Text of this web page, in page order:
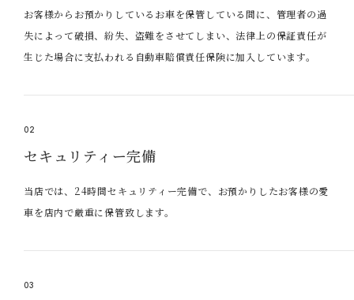
お客様からお預かりしているお車を保管している間に、管理者の過
失によって破損、紛失、盗難をさせてしまい、法律上の保証責任が
生じた場合に支払われる自動車賠償責任保険に加入しています。
02
セキュリティー完備
当店では、24時間セキュリティー完備で、お預かりしたお客様の愛
車を店内で厳重に保管致します。
03